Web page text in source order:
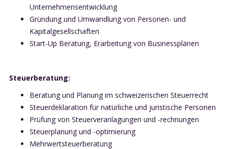
Unternehmensentwicklung
Gründung und Umwandlung von Personen- und
Kapitalgesellschaften
Start-Up Beratung, Erarbeitung von Businessplänen
Steuerberatung:
Beratung und Planung im schweizerischen Steuerrecht
Steuerdeklaration für natürliche und juristische Personen
Prüfung von Steuerveranlagungen und -rechnungen
Steuerplanung und -optimierung
Mehrwertsteuerberatung